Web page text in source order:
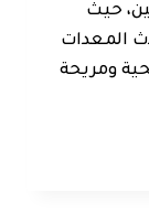
حيث
المعدات
ومريحة